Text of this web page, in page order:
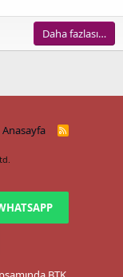
Daha fazlası…
Anasayfa
R